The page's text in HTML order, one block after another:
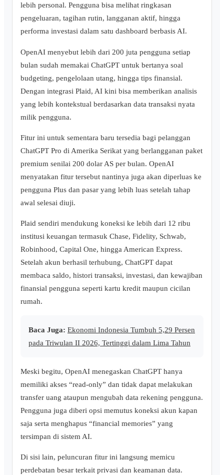
lebih personal. Pengguna bisa melihat ringkasan
pengeluaran, tagihan rutin, langganan aktif, hingga
performa investasi dalam satu dashboard berbasis AI.
OpenAI menyebut lebih dari 200 juta pengguna setiap
bulan sudah memakai ChatGPT untuk bertanya soal
budgeting, pengelolaan utang, hingga tips finansial.
Dengan integrasi Plaid, AI kini bisa memberikan analisis
yang lebih kontekstual berdasarkan data transaksi nyata
milik pengguna.
Fitur ini untuk sementara baru tersedia bagi pelanggan
ChatGPT Pro di Amerika Serikat yang berlangganan paket
premium senilai 200 dolar AS per bulan. OpenAI
menyatakan fitur tersebut nantinya juga akan diperluas ke
pengguna Plus dan pasar yang lebih luas setelah tahap
awal selesai diuji.
Plaid sendiri mendukung koneksi ke lebih dari 12 ribu
institusi keuangan termasuk Chase, Fidelity, Schwab,
Robinhood, Capital One, hingga American Express.
Setelah akun berhasil terhubung, ChatGPT dapat
membaca saldo, histori transaksi, investasi, dan kewajiban
finansial pengguna seperti kartu kredit maupun cicilan
rumah.
Baca Juga: Ekonomi Indonesia Tumbuh 5,29 Persen
pada Triwulan II 2026, Tertinggi dalam Lima Tahun
Meski begitu, OpenAI menegaskan ChatGPT hanya
memiliki akses “read-only” dan tidak dapat melakukan
transfer uang ataupun mengubah data rekening pengguna.
Pengguna juga diberi opsi memutus koneksi akun kapan
saja serta menghapus “financial memories” yang
tersimpan di sistem AI.
Di sisi lain, peluncuran fitur ini langsung memicu
perdebatan besar terkait privasi dan keamanan data.